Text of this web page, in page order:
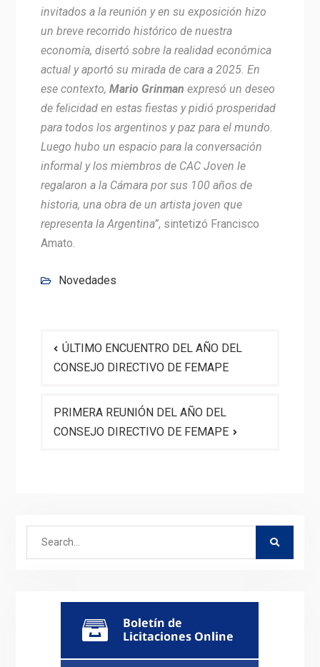
invitados a la reunión y en su exposición hizo
un breve recorrido histórico de nuestra
economía, disertó sobre la realidad económica
actual y aportó su mirada de cara a 2025. En
ese contexto, Mario Grinman expresó un deseo
de felicidad en estas fiestas y pidió prosperidad
para todos los argentinos y paz para el mundo.
Luego hubo un espacio para la conversación
informal y los miembros de CAC Joven le
regalaron a la Cámara por sus 100 años de
historia, una obra de un artista joven que
representa la Argentina”, sintetizó Francisco
Amato.
Novedades
Navegación
ÚLTIMO ENCUENTRO DEL AÑO DEL
CONSEJO DIRECTIVO DE FEMAPE
PRIMERA REUNIÓN DEL AÑO DEL
CONSEJO DIRECTIVO DE FEMAPE
Search